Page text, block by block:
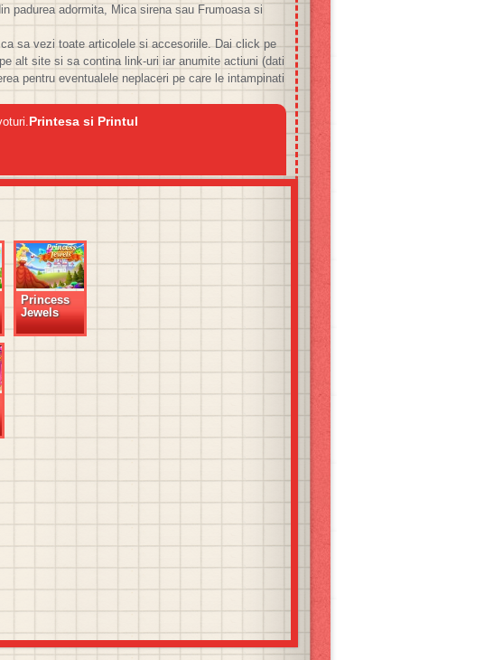
padurea adormita, Mica sirena sau Frumoasa si
sa vezi toate articolele si accesoriile. Dai click pe
alt site si sa contina link-uri iar anumite actiuni (dati
pentru eventualele neplaceri pe care le intampinati
Printesa si Printul
Princess
Jewels